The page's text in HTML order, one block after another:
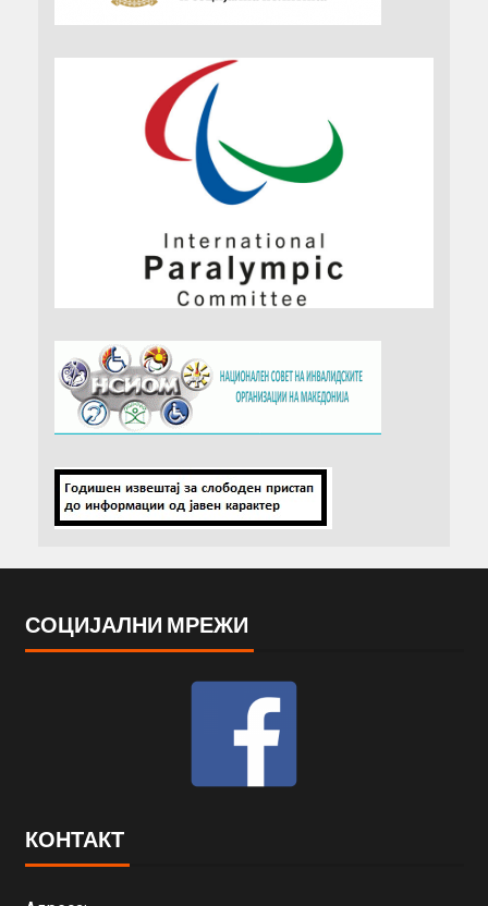
СОЦИЈАЛНИ МРЕЖИ
КОНТАКТ